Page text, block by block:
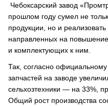
Чебоксарский завод
прошлом году сумел не
продукции, но и
направленных на
и комплектующих к ним.
Так, согласно
запчастей на заводе
сельхозтехники — на 33%,
Общий рост производства